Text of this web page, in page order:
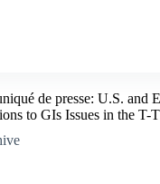
de presse: U.S. and
to GIs Issues in the T-